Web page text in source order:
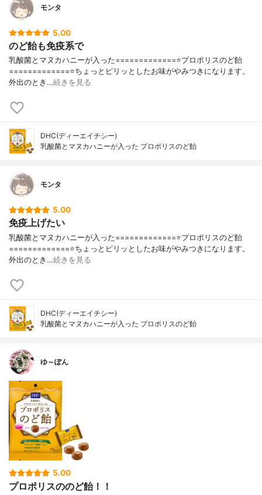
モンタ
5.00
のど飴も免疫系で
乳酸菌とマヌカハニーが入った=============⭐️プロポリスのど飴
=============⭐️ちょっとピリッとしたお味がやみつきになります。
外出のとき…続きを見る
DHC(ディーエイチシー)
乳酸菌とマヌカハニーが入った プロポリスのど飴
モンタ
5.00
免疫上げたい
乳酸菌とマヌカハニーが入った=============⭐️プロポリスのど飴
=============⭐️ちょっとピリッとしたお味がやみつきになります。
外出のとき…続きを見る
DHC(ディーエイチシー)
乳酸菌とマヌカハニーが入った プロポリスのど飴
ゆ～ぽん
5.00
プロポリスののど飴！！